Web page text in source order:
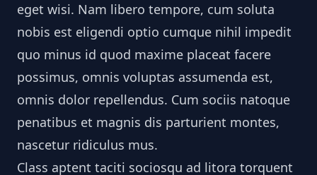
eget wisi. Nam libero tempore, cum soluta
nobis est eligendi optio cumque nihil impedit
quo minus id quod maxime placeat facere
possimus, omnis voluptas assumenda est,
omnis dolor repellendus. Cum sociis natoque
penatibus et magnis dis parturient montes,
nascetur ridiculus mus.
Class aptent taciti sociosqu ad litora torquent